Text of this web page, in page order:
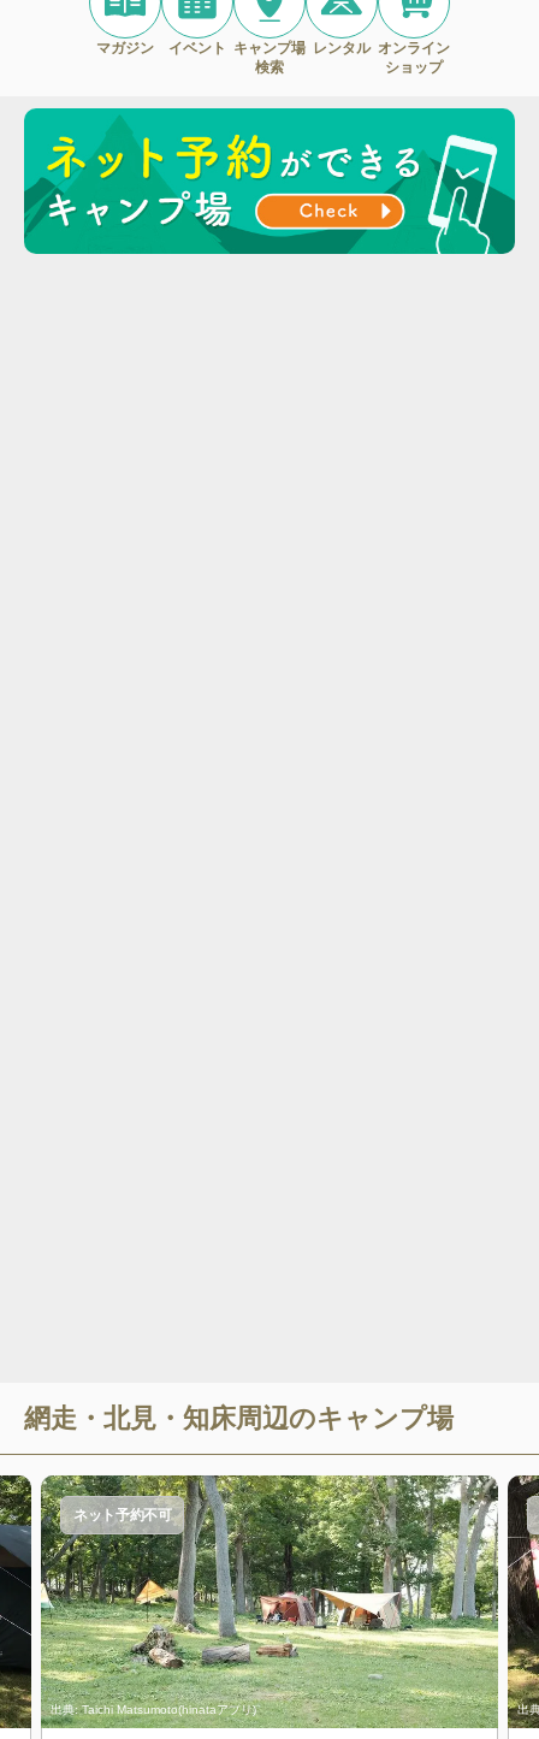
マガジン イベント
キャンプ場
検索
レンタル オンライン
ショップ
網走・北見・知床周辺のキャンプ場
出典:Taichi Matsumoto(hinataアプリ)
ネット予約不可
出